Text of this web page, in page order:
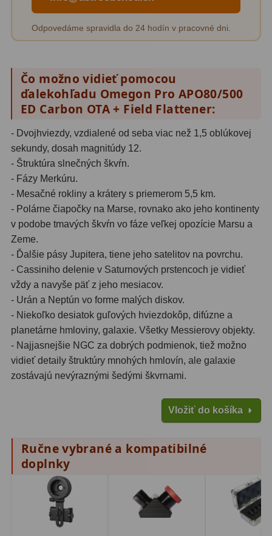
Odpovedáme spravidla do 24 hodín v pracovné dni.
Čo možno vidieť pomocou
ďalekohľadu Omegon Pro APO80/500
ED Carbon OTA + Field Flattener:
- Dvojhviezdy, vzdialené od seba viac než 1,5 oblúkovej
sekundy, dosah magnitúdy 12.
- Štruktúra slnečných škvŕn.
- Fázy Merkúru.
- Mesačné rokliny a krátery s priemerom 5,5 km.
- Polárne čiapočky na Marse, rovnako ako jeho kontinenty
v podobe tmavých škvŕn vo fáze veľkej opozície Marsu a
Zeme.
- Ďalšie pásy Jupitera, tiene jeho satelitov na povrchu.
- Cassiniho delenie v Saturnových prstencoch je vidieť
vždy a navyše päť z jeho mesiacov.
- Urán a Neptún vo forme malých diskov.
- Niekoľko desiatok guľových hviezdokôp, difúzne a
planetárne hmloviny, galaxie. Všetky Messierovy objekty.
- Najjasnejšie NGC za dobrých podmienok, tiež možno
vidieť detaily štruktúry mnohých hmlovín, ale galaxie
zostávajú nevýraznými šedými škvrnami.
Vložiť do košíka
Ručne vybrané a kompatibilné
doplnky